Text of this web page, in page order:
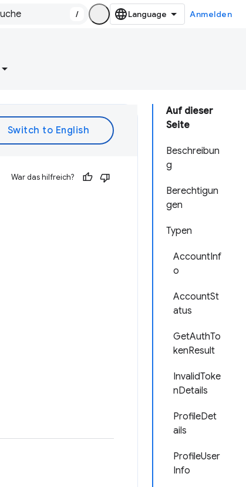
/ Anmelden
Auf dieser
Seite
Beschreibun
g
Berechtigun
gen
Typen
AccountInf
o
AccountSt
atus
GetAuthTo
kenResult
InvalidToke
nDetails
ProfileDet
ails
ProfileUser
Info
War das hilfreich?